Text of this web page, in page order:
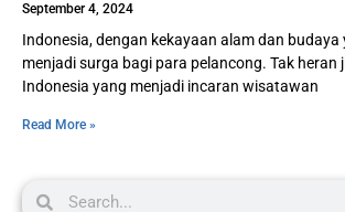
September 4, 2024
Indonesia, dengan kekayaan alam dan budaya
menjadi surga bagi para pelancong. Tak heran
Indonesia yang menjadi incaran wisatawan
Read More »